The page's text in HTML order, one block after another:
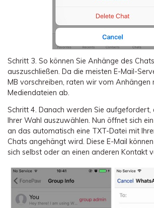
Schritt 3. So können Sie Anhänge des
auszuschließen. Da die meisten E-Mail-
MB vorschreiben, raten wir vom Anhängen
Mediendateien ab.
Schritt 4. Danach werden Sie aufgefordert,
Ihrer Wahl auszuwählen. Nun öffnet sich
an das automatisch eine TXT-Datei mit
Chats angehängt wird. Diese E-Mail
sich selbst oder an einen anderen Kontakt